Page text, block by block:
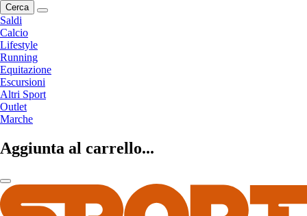
Cerca
Saldi
Calcio
Lifestyle
Running
Equitazione
Escursioni
Altri Sport
Outlet
Marche
Aggiunta al carrello...